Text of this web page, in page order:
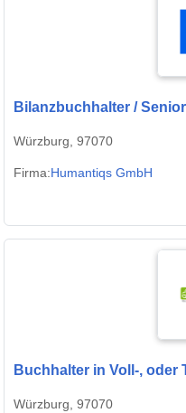
Bilanzbuchhalter /
Würzburg, 97070
Firma:Humantiqs GmbH
Buchhalter in Voll-, oder
Würzburg, 97070